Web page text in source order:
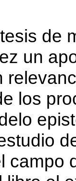
de
un
los
campo